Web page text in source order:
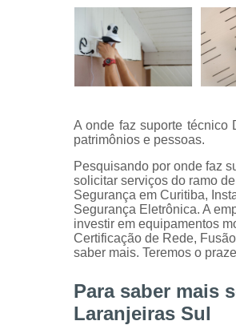
A onde faz suporte técnico
patrimônios e pessoas.
Pesquisando por onde faz
solicitar serviços do ramo
Segurança em Curitiba,
Segurança Eletrônica. A
investir em equipamentos
Certificação de Rede,
saber mais. Teremos o
Para saber mais
Laranjeiras Sul